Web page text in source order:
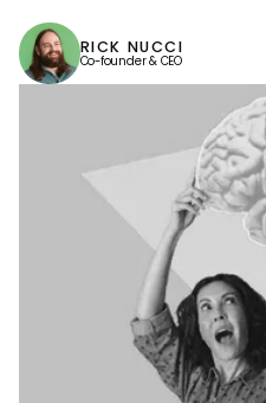
RICK NUCCI
Co-founder & CEO